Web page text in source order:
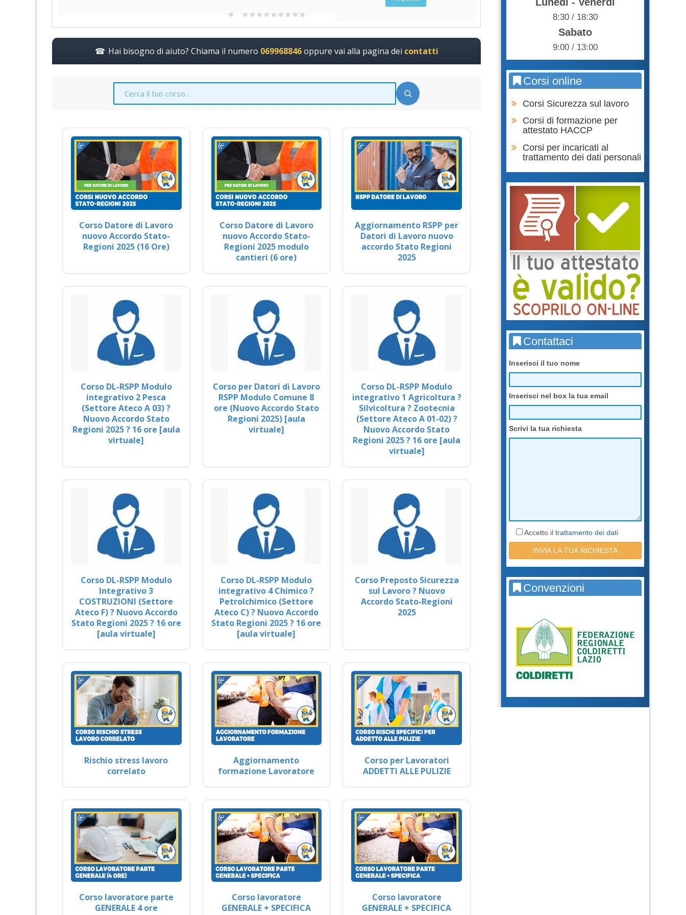
Hai bisogno di aiuto? Chiama il numero 069968846oppure vai alla pagina dei contatti
Corso Datore di Lavoro
nuovo Accordo Stato-
Regioni 2025 (16 Ore)
Corso Datore di Lavoro
nuovo Accordo Stato-
Regioni 2025 modulo
cantieri (6 ore)
Aggiornamento RSPP per
Datori di Lavoro nuovo
accordo Stato Regioni
2025
Corso DL-RSPP Modulo
integrativo 2 Pesca
(Settore Ateco A 03) ?
Nuovo Accordo Stato
Regioni 2025 ? 16 ore [aula
virtuale]
Corso per Datori di Lavoro
RSPP Modulo Comune 8
ore (Nuovo Accordo Stato
Regioni 2025) [aula
virtuale]
Corso DL-RSPP Modulo
integrativo 1 Agricoltura ?
Silvicoltura ? Zootecnia
(Settore Ateco A 01-02) ?
Nuovo Accordo Stato
Regioni 2025 ? 16 ore [aula
virtuale]
Corso DL-RSPP Modulo
Integrativo 3
COSTRUZIONI (Settore
Ateco F) ? Nuovo Accordo
Stato Regioni 2025 ? 16 ore
[aula virtuale]
Corso DL-RSPP Modulo
integrativo 4 Chimico ?
Petrolchimico (Settore
Ateco C) ? Nuovo Accordo
Stato Regioni 2025 ? 16 ore
[aula virtuale]
Corso Preposto Sicurezza
sul Lavoro ? Nuovo
Accordo Stato-Regioni
2025
Rischio stress lavoro
correlato
Aggiornamento
formazione Lavoratore
Corso per Lavoratori
ADDETTI ALLE PULIZIE
Corso lavoratore parte
GENERALE 4 ore
Corso lavoratore
GENERALE + SPECIFICA
Corso lavoratore
GENERALE + SPECIFICA
8:30 / 18:30
Sabato
9:00 / 13:00
Corsi online
Corsi Sicurezza sul lavoro
Corsi di formazione per
attestato HACCP
Corsi per incaricati al
trattamento dei dati personali
Contattaci
Inserisci il tuo nome
Inserisci nel box la tua email
Scrivi la tua richiesta
Accetto il trattamento dei dati
Convenzioni